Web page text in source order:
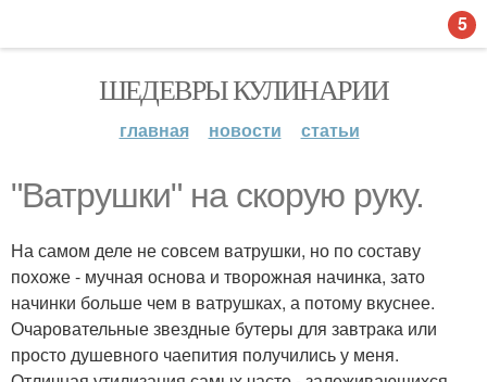
ШЕДЕВРЫ КУЛИНАРИИ
главная новости статьи
"Ватрушки" на скорую руку.
На самом деле не совсем ватрушки, но по составу
похоже - мучная основа и творожная начинка, зато
начинки больше чем в ватрушках, а потому вкуснее.
Очаровательные звездные бутеры для завтрака или
просто душевного чаепития получились у меня.
5